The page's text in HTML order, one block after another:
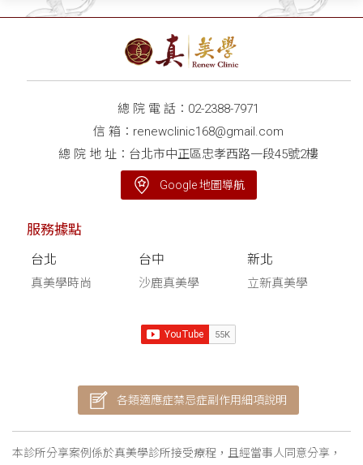
總 院 電 話： 02-2388-7971
信 箱： renewclinic168@gmail.com
總 院 地 址：台北市中正區忠孝西路一段45號2樓
Google 地圖導航
服務據點
台北
真美學時尚
台中
沙鹿真美學
新北
立新真美學
各類適應症禁忌症副作用細項說明
本診所分享案例係於真美學診所接受療程，且經當事人同意分享，